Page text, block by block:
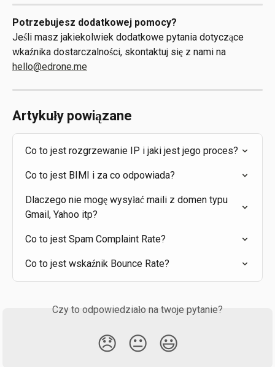
Potrzebujesz dodatkowej pomocy?
Jeśli masz jakiekolwiek dodatkowe pytania dotyczące
wkaźnika dostarczalności, skontaktuj się z nami na
hello@edrone.me
Artykuły powiązane
Co to jest rozgrzewanie IP i jaki jest jego proces?
Co to jest BIMI i za co odpowiada?
Dlaczego nie mogę wysyłać maili z domen typu
Gmail, Yahoo itp?
Co to jest Spam Complaint Rate?
Co to jest wskaźnik Bounce Rate?
Czy to odpowiedziało na twoje pytanie?
😞 😐 😃